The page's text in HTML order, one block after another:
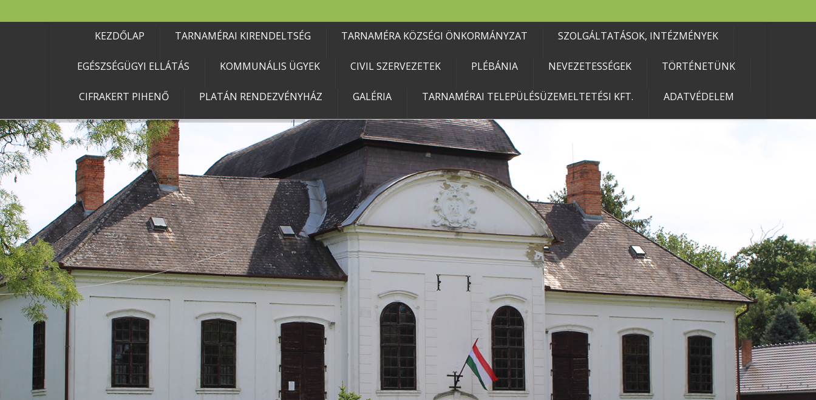
KEZDŐLAP TARNAMÉRAI KIRENDELTSÉG TARNAMÉRA KÖZSÉGI ÖNKORMÁNYZAT SZOLGÁLTATÁSOK, INTÉZMÉNYEK
EGÉSZSÉGÜGYI ELLÁTÁS KOMMUNÁLIS ÜGYEK CIVIL SZERVEZETEK PLÉBÁNIA NEVEZETESSÉGEK TÖRTÉNETÜNK
CIFRAKERT PIHENŐ PLATÁN RENDEZVÉNYHÁZ GALÉRIA TARNAMÉRAI TELEPÜLÉSÜZEMELTETÉSI KFT. ADATVÉDELEM